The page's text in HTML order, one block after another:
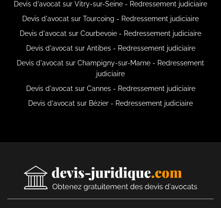
Devis d'avocat sur Vitry-sur-Seine - Redressement judiciaire
Devis d'avocat sur Tourcoing - Redressement judiciaire
Devis d'avocat sur Courbevoie - Redressement judiciaire
Devis d'avocat sur Antibes - Redressement judiciaire
Devis d'avocat sur Champigny-sur-Marne - Redressement
judiciaire
Devis d'avocat sur Cannes - Redressement judiciaire
Devis d'avocat sur Bézier - Redressement judiciaire